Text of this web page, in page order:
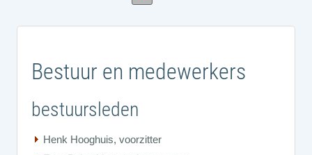
Bestuur en medewerkers
bestuursleden
Henk Hooghuis, voorzitter